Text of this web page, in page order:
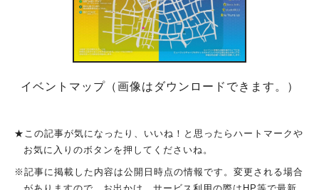
イベントマップ（画像はダウンロードできます。）
★この記事が気になったり、いいね！と思ったらハートマークや
お気に入りのボタンを押してくださいね。
※記事に掲載した内容は公開日時点の情報です。変更される場合